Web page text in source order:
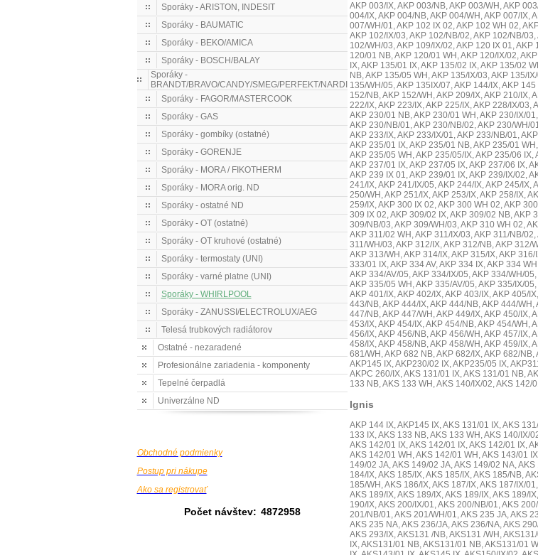
Sporáky - ARISTON, INDESIT
Sporáky - BAUMATIC
Sporáky - BEKO/AMICA
Sporáky - BOSCH/BALAY
Sporáky -
BRANDT/BRAVO/CANDY/SMEG/PERFEKT/NARDI
Sporáky - FAGOR/MASTERCOOK
Sporáky - GAS
Sporáky - gombíky (ostatné)
Sporáky - GORENJE
Sporáky - MORA / FIKOTHERM
Sporáky - MORA orig. ND
Sporáky - ostatné ND
Sporáky - OT (ostatné)
Sporáky - OT kruhové (ostatné)
Sporáky - termostaty (UNI)
Sporáky - varné platne (UNI)
Sporáky - WHIRLPOOL
Sporáky - ZANUSSI/ELECTROLUX/AEG
Telesá trubkových radiátorov
Ostatné - nezaradené
Profesionálne zariadenia - komponenty
Tepelné čerpadlá
Univerzálne ND
Obchodné podmienky
Postup pri nákupe
Ako sa registrovať
Počet návštev: 4872958
AKP 003/IX, AKP 003/NB, AKP 003/WH, AKP
004/IX, AKP 004/NB, AKP 004/WH, AKP 007/IX,
007/WH/01, AKP 102 IX 02, AKP 102 WH 02,
AKP 102/IX/03, AKP 102/NB/02, AKP 102/NB/
102/WH/03, AKP 109/IX/02, AKP 120 IX 01, AKP
120/01 NB, AKP 120/01 WH, AKP 120/IX/02,
IX, AKP 135/01 IX, AKP 135/02 IX, AKP 135/02
NB, AKP 135/05 WH, AKP 135/IX/03, AKP 135/
135/WH/05, AKP 135IX/07, AKP 144/IX, AKP
152/NB, AKP 152/WH, AKP 209/IX, AKP 210/IX,
222/IX, AKP 223/IX, AKP 225/IX, AKP 228/IX/03,
AKP 230/01 NB, AKP 230/01 WH, AKP 230/IX/
AKP 230/NB/01, AKP 230/NB/02, AKP 230/WH/
AKP 233/IX, AKP 233/IX/01, AKP 233/NB/01,
AKP 235/01 IX, AKP 235/01 NB, AKP 235/01
AKP 235/05 WH, AKP 235/05/IX, AKP 235/06 IX,
AKP 237/01 IX, AKP 237/05 IX, AKP 237/06 IX,
AKP 239 IX 01, AKP 239/01 IX, AKP 239/IX/02,
241/IX, AKP 241/IX/05, AKP 244/IX, AKP 245/IX,
250/WH, AKP 251/IX, AKP 253/IX, AKP 258/IX,
259/IX, AKP 300 IX 02, AKP 300 WH 02, AKP
309 IX 02, AKP 309/02 IX, AKP 309/02 NB, AKP
309/NB/03, AKP 309/WH/03, AKP 310 WH 02,
AKP 311/02 WH, AKP 311/IX/03, AKP 311/NB/
311/WH/03, AKP 312/IX, AKP 312/NB, AKP 312/
AKP 313/WH, AKP 314/IX, AKP 315/IX, AKP
333/01 IX, AKP 334 AV, AKP 334 IX, AKP 334
AKP 334/AV/05, AKP 334/IX/05, AKP 334/WH/
AKP 335/05 WH, AKP 335/AV/05, AKP 335/IX/
AKP 401/IX, AKP 402/IX, AKP 403/IX, AKP 405/
443/NB, AKP 444/IX, AKP 444/NB, AKP 444/WH,
447/NB, AKP 447/WH, AKP 449/IX, AKP 450/IX,
453/IX, AKP 454/IX, AKP 454/NB, AKP 454/WH,
456/IX, AKP 456/NB, AKP 456/WH, AKP 457/IX,
458/IX, AKP 458/NB, AKP 458/WH, AKP 459/IX,
681/WH, AKP 682 NB, AKP 682/IX, AKP 682/
AKP145 IX, AKP230/02 IX, AKP235/05 IX,
AKPC 260/IX, AKS 131/01 IX, AKS 131/01 NB,
133 NB, AKS 133 WH, AKS 140/IX/02, AKS 142/
Ignis
AKP 144 IX, AKP145 IX, AKS 131/01 IX, AKS
133 IX, AKS 133 NB, AKS 133 WH, AKS 140/IX/
AKS 142/01 IX, AKS 142/01 IX, AKS 142/01 IX,
AKS 142/01 WH, AKS 142/01 WH, AKS 143/01
149/02 JA, AKS 149/02 JA, AKS 149/02 NA,
184/IX, AKS 185/IX, AKS 185/IX, AKS 185/NB,
185/WH, AKS 186/IX, AKS 187/IX, AKS 187/IX/
AKS 189/IX, AKS 189/IX, AKS 189/IX, AKS 189/
190/IX, AKS 200/IX/01, AKS 200/NB/01, AKS
201/NB/01, AKS 201/WH/01, AKS 235 JA, AKS
AKS 235 NA, AKS 236/JA, AKS 236/NA, AKS
AKS 293/IX, AKS131 /NB, AKS131 /WH,
IX, AKS131/01 NB, AKS131/01 NB, AKS131/01